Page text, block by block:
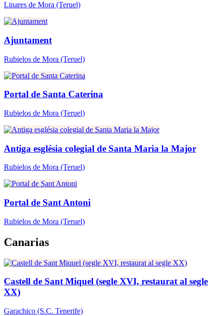
Linares de Mora (Teruel)
Ajuntament
Rubielos de Mora (Teruel)
Portal de Santa Caterina
Rubielos de Mora (Teruel)
Antiga església colegial de Santa Maria la Major
Rubielos de Mora (Teruel)
Portal de Sant Antoni
Rubielos de Mora (Teruel)
Canarias
Castell de Sant Miquel (segle XVI, restaurat al segle
XX)
Garachico (S.C. Tenerife)